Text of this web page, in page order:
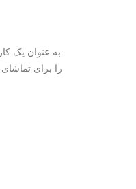
به عنوان یک
را برای